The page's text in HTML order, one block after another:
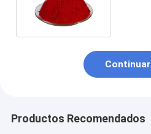
Continuar
Productos Recomendados